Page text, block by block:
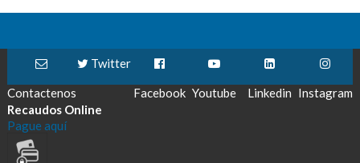
Contactenos
Twitter
Facebook Youtube Linkedin Instagram
Recaudos Online
Pague aquí